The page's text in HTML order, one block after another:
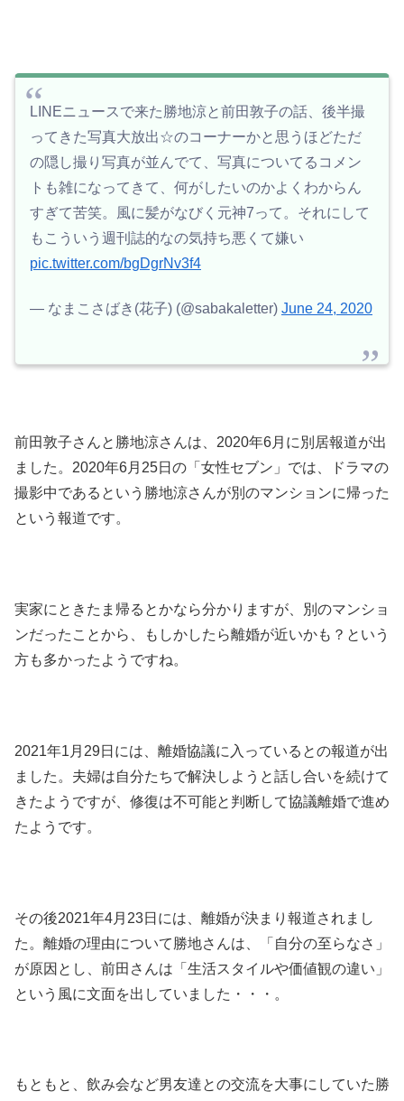
LINEニュースで来た勝地涼と前田敦子の話、後半撮
ってきた写真大放出☆のコーナーかと思うほどただ
の隠し撮り写真が並んでて、写真についてるコメン
トも雑になってきて、何がしたいのかよくわからん
すぎて苦笑。風に髪がなびく元神7って。それにして
もこういう週刊誌的なの気持ち悪くて嫌い
pic.twitter.com/bgDgrNv3f4
— なまこさばき(花子) (@sabakaletter) June 24, 2020
前田敦子さんと勝地涼さんは、2020年6月に別居報道が出
ました。2020年6月25日の「女性セブン」では、ドラマの
撮影中であるという勝地涼さんが別のマンションに帰った
という報道です。
実家にときたま帰るとかなら分かりますが、別のマンショ
ンだったことから、もしかしたら離婚が近いかも？という
方も多かったようですね。
2021年1月29日には、離婚協議に入っているとの報道が出
ました。夫婦は自分たちで解決しようと話し合いを続けて
きたようですが、修復は不可能と判断して協議離婚で進め
たようです。
その後2021年4月23日には、離婚が決まり報道されまし
た。離婚の理由について勝地さんは、「自分の至らなさ」
が原因とし、前田さんは「生活スタイルや価値観の違い」
という風に文面を出していました・・・。
もともと、飲み会など男友達との交流を大事にしていた勝